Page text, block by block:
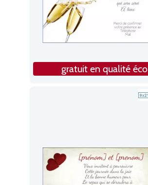
gratuit en qualité éco